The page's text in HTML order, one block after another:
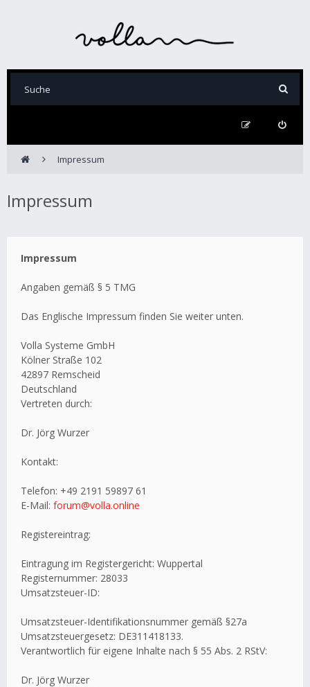
Impressum
Impressum
Impressum
Angaben gemäß § 5 TMG
Das Englische Impressum finden Sie weiter unten.
Volla Systeme GmbH
Kölner Straße 102
42897 Remscheid
Deutschland
Vertreten durch:
Dr. Jörg Wurzer
Kontakt:
Telefon: +49 2191 59897 61
E-Mail: forum@volla.online
Registereintrag:
Eintragung im Registergericht: Wuppertal
Registernummer: 28033
Umsatzsteuer-ID:
Umsatzsteuer-Identifikationsnummer gemäß §27a
Umsatzsteuergesetz: DE311418133.
Verantwortlich für eigene Inhalte nach § 55 Abs. 2 RStV:
Dr. Jörg Wurzer